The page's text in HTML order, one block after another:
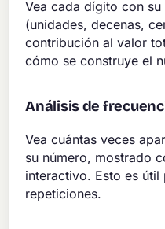
Vea cada dígito con
(unidades, decenas,
contribución al valor
cómo se construye el
Análisis de
Vea cuántas veces
su número, mostrado
interactivo. Esto es
repeticiones.